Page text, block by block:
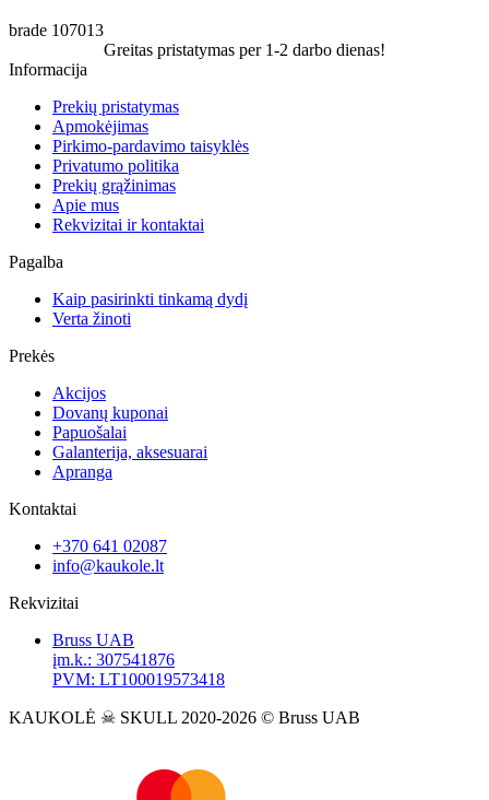
brade 107013
Greitas pristatymas per 1-2 darbo dienas!
Informacija
Prekių pristatymas
Apmokėjimas
Pirkimo-pardavimo taisyklės
Privatumo politika
Prekių grąžinimas
Apie mus
Rekvizitai ir kontaktai
Pagalba
Kaip pasirinkti tinkamą dydį
Verta žinoti
Prekės
Akcijos
Dovanų kuponai
Papuošalai
Galanterija, aksesuarai
Apranga
Kontaktai
+370 641 02087
info@kaukole.lt
Rekvizitai
Bruss UAB
įm.k.: 307541876
PVM: LT100019573418
KAUKOLĖ ☠ SKULL 2020-2026 © Bruss UAB